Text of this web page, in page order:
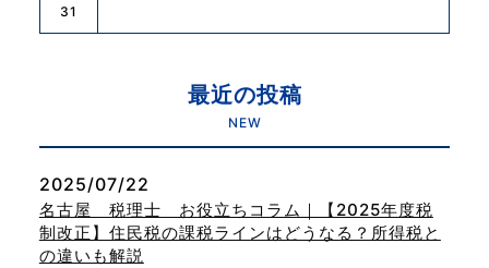
31
最近の投稿
NEW
2025/07/22
名古屋 税理士 お役立ちコラム｜【2025年度税
制改正】住民税の課税ラインはどうなる？所得税と
の違いも解説